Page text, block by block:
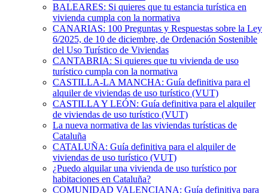
BALEARES: Si quieres que tu estancia turística en
vivienda cumpla con la normativa
CANARIAS: 100 Preguntas y Respuestas sobre la Ley
6/2025, de 10 de diciembre, de Ordenación Sostenible
del Uso Turístico de Viviendas
CANTABRIA: Si quieres que tu vivienda de uso
turístico cumpla con la normativa
CASTILLA-LA MANCHA: Guía definitiva para el
alquiler de viviendas de uso turístico (VUT)
CASTILLA Y LEÓN: Guía definitiva para el alquiler
de viviendas de uso turístico (VUT)
La nueva normativa de las viviendas turísticas de
Cataluña
CATALUÑA: Guía definitiva para el alquiler de
viviendas de uso turístico (VUT)
¿Puedo alquilar una vivienda de uso turístico por
habitaciones en Cataluña?
COMUNIDAD VALENCIANA: Guía definitiva para